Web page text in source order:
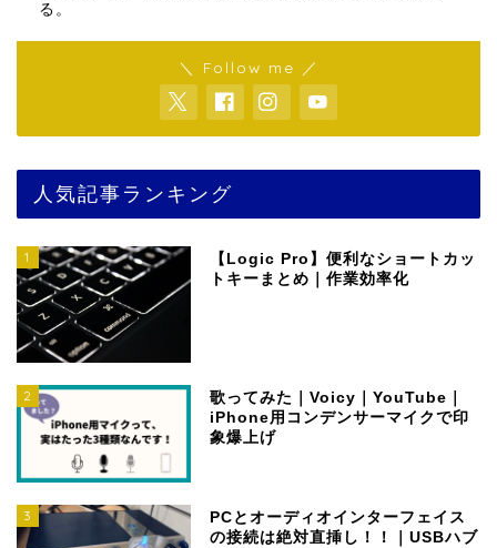
る。
＼ Follow me ／
人気記事ランキング
1
【Logic Pro】便利なショートカッ
トキーまとめ｜作業効率化
2
歌ってみた｜Voicy｜YouTube｜
iPhone用コンデンサーマイクで印
象爆上げ
3
PCとオーディオインターフェイス
の接続は絶対直挿し！！｜USBハブ